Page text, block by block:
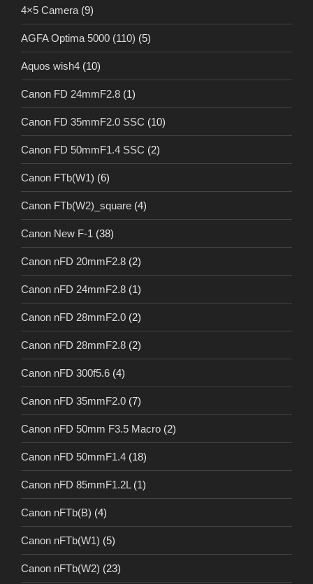
4×5 Camera (9)
AGFA Optima 5000 (110) (5)
Aquos wish4 (10)
Canon FD 24mmF2.8 (1)
Canon FD 35mmF2.0 SSC (10)
Canon FD 50mmF1.4 SSC (2)
Canon FTb(W1) (6)
Canon FTb(W2)_square (4)
Canon New F-1 (38)
Canon nFD 20mmF2.8 (2)
Canon nFD 24mmF2.8 (1)
Canon nFD 28mmF2.0 (2)
Canon nFD 28mmF2.8 (2)
Canon nFD 300f5.6 (4)
Canon nFD 35mmF2.0 (7)
Canon nFD 50mm F3.5 Macro (2)
Canon nFD 50mmF1.4 (18)
Canon nFD 85mmF1.2L (1)
Canon nFTb(B) (4)
Canon nFTb(W1) (5)
Canon nFTb(W2) (23)